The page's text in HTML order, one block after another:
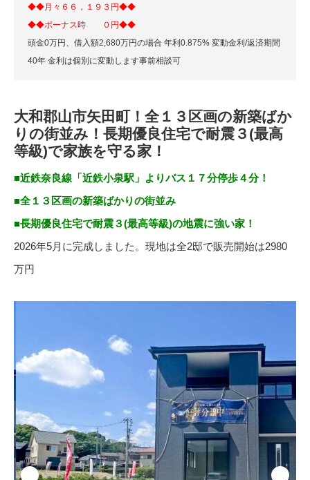
◆◆月々６６ ，１９３円◆◆
◆◆ボーナス時 ０円◆◆
頭金0万円、借入額2,680万円の場合 年利0.875% 変動金利/返済期間
40年 金利は個別に変動します事前相談可
大和郡山市矢田町！全１３区画の新築ばか
りの街並み！長期優良住宅で耐震３(最高
等級)で家族を守る家！
■近鉄奈良線「近鉄小泉駅」よりバス１７分停歩４分！
■全１３区画の新築ばかりの街並み
■長期優良住宅で耐震３(最高等級)の地震に強い家！
2026年5月に完成しました。現地は全2邸で販売開始は2980
万円